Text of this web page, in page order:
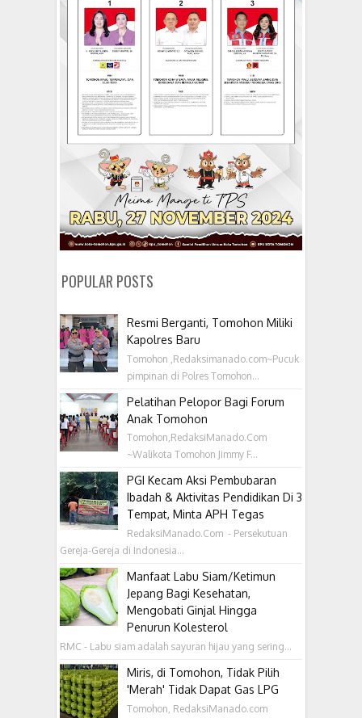
POPULAR POSTS
Resmi Berganti, Tomohon Miliki
Kapolres Baru
Tomohon ,Redaksimanado.com~Pucuk
pimpinan di Polres Tomohon...
Pelatihan Pelopor Bagi Forum
Anak Tomohon
Tomohon,RedaksiManado.Com
~Walikota Tomohon Jimmy F...
PGI Kecam Aksi Pembubaran
Ibadah & Aktivitas Pendidikan Di 3
Tempat, Minta APH Tegas
RedaksiManado.Com - Persekutuan
Gereja-Gereja di Indonesia...
Manfaat Labu Siam/Ketimun
Jepang Bagi Kesehatan,
Mengobati Ginjal Hingga
Penurun Kolesterol
RMC - Labu siam adalah sayuran hijau yang sering...
Miris, di Tomohon, Tidak Pilih
'Merah' Tidak Dapat Gas LPG
Tomohon, RedaksiManado.com